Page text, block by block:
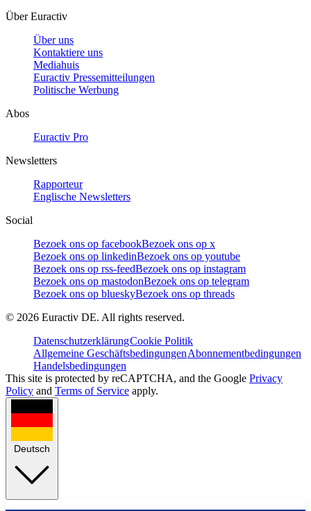
Über Euractiv
Über uns
Kontaktiere uns
Mediahuis
Euractiv Pressemitteilungen
Politische Werbung
Abos
Euractiv Pro
Newsletters
Rapporteur
Englische Newsletters
Social
Bezoek ons op facebookBezoek ons op x
Bezoek ons op linkedinBezoek ons op youtube
Bezoek ons op rss-feedBezoek ons op instagram
Bezoek ons op mastodonBezoek ons op telegram
Bezoek ons op blueskyBezoek ons op threads
© 2026 Euractiv DE. All rights reserved.
DatenschutzerklärungCookie Politik
Allgemeine GeschäftsbedingungenAbonnementbedingungen
Handelsbedingungen
This site is protected by reCAPTCHA, and the Google Privacy
Policy and Terms of Service apply.
Deutsch